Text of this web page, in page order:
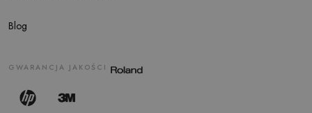
Blog
GWARANCJA JAKOŚCI